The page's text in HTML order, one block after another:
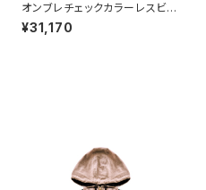
オンブレチェックカラーレスビッ
グシャツ BEG
¥31,170